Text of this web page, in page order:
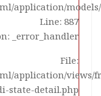
application/
Line: 887
_error_handler
File:
application/views/
state-detail.php